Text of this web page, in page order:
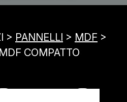
> PANNELLI > MDF >
COMPATTO